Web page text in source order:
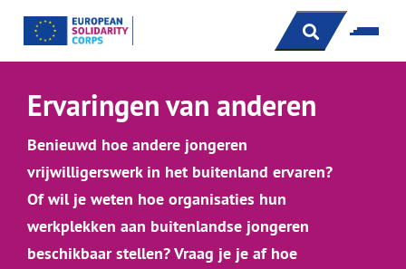
Ervaringen van anderen
Benieuwd hoe andere jongeren
vrijwilligerswerk in het buitenland ervaren?
Of wil je weten hoe organisaties hun
werkplekken aan buitenlandse jongeren
beschikbaar stellen? Vraag je je af hoe